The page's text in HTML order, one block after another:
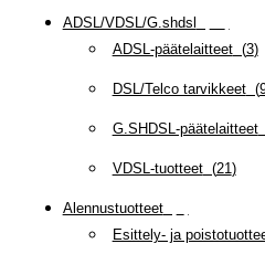
ADSL/VDSL/G.shdsl
ADSL-päätelaitteet(3)
DSL/Telco tarvikkeet(
G.SHDSL-päätelaitteet
VDSL-tuotteet(21)
Alennustuotteet(
Esittely- ja